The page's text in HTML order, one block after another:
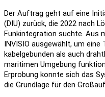
Der Auftrag geht auf eine
(DIU) zurück, die 2022 nach
Funkintegration suchte. Aus
INVISIO ausgewählt, um
kabelgebunden als auch
maritimen Umgebung
Erprobung konnte sich das
die Grundlage für den